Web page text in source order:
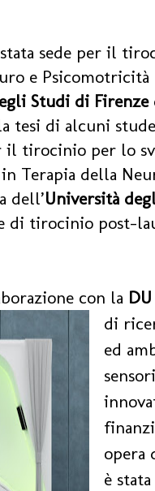
stata sede per il
e
Studi di Firenze
tesi di alcuni
il tirocinio per lo
Terapia della
dell’Università
di tirocinio post-
con la
di
ed
opera
è